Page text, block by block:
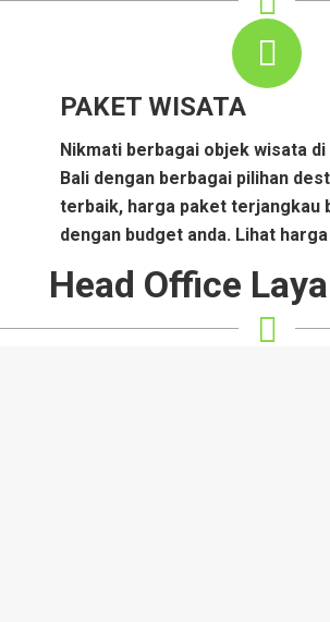
PAKET WISATA
Nikmati berbagai objek wisata di
Bali dengan berbagai pilihan
terbaik, harga paket terjangkau
dengan budget anda. Lihat
Head Office